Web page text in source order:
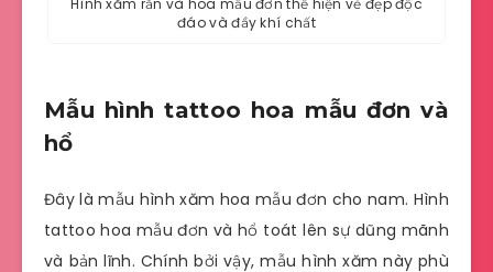
Hình xăm rắn và hoa mẫu đơn thể hiện vẻ đẹp độc
đáo và đầy khí chất
Mẫu hình tattoo hoa mẫu đơn và
hổ
Đây là mẫu hình xăm hoa mẫu đơn cho nam. Hình
tattoo hoa mẫu đơn và hổ toát lên sự dũng mãnh
và bản lĩnh. Chính bởi vậy, mẫu hình xăm này phù